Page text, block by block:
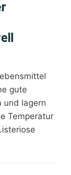
gute
und lagern
Temperatur